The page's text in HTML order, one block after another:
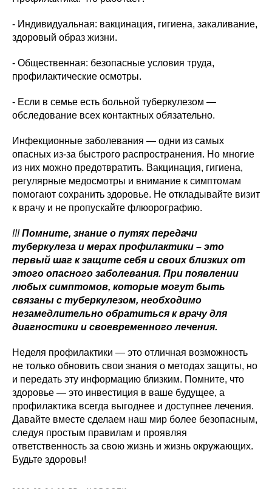
- Индивидуальная: вакцинация, гигиена, закаливание,
здоровый образ жизни.
- Общественная: безопасные условия труда,
профилактические осмотры.
- Если в семье есть больной туберкулезом —
обследование всех контактных обязательно.
Инфекционные заболевания — одни из самых
опасных из-за быстрого распространения. Но многие
из них можно предотвратить. Вакцинация, гигиена,
регулярные медосмотры и внимание к симптомам
помогают сохранить здоровье. Не откладывайте визит
к врачу и не пропускайте флюорографию.
!!!Помните, знание о путях передачи
туберкулеза и мерах профилактики – это
первый шаг к защите себя и своих близких от
этого опасного заболевания. При появлении
любых симптомов, которые могут быть
связаны с туберкулезом, необходимо
незамедлительно обратиться к врачу для
диагностики и своевременного лечения.
Неделя профилактики — это отличная возможность
не только обновить свои знания о методах защиты, но
и передать эту информацию близким. Помните, что
здоровье — это инвестиция в ваше будущее, а
профилактика всегда выгоднее и доступнее лечения.
Давайте вместе сделаем наш мир более безопасным,
следуя простым правилам и проявляя
ответственность за свою жизнь и жизнь окружающих.
Будьте здоровы!